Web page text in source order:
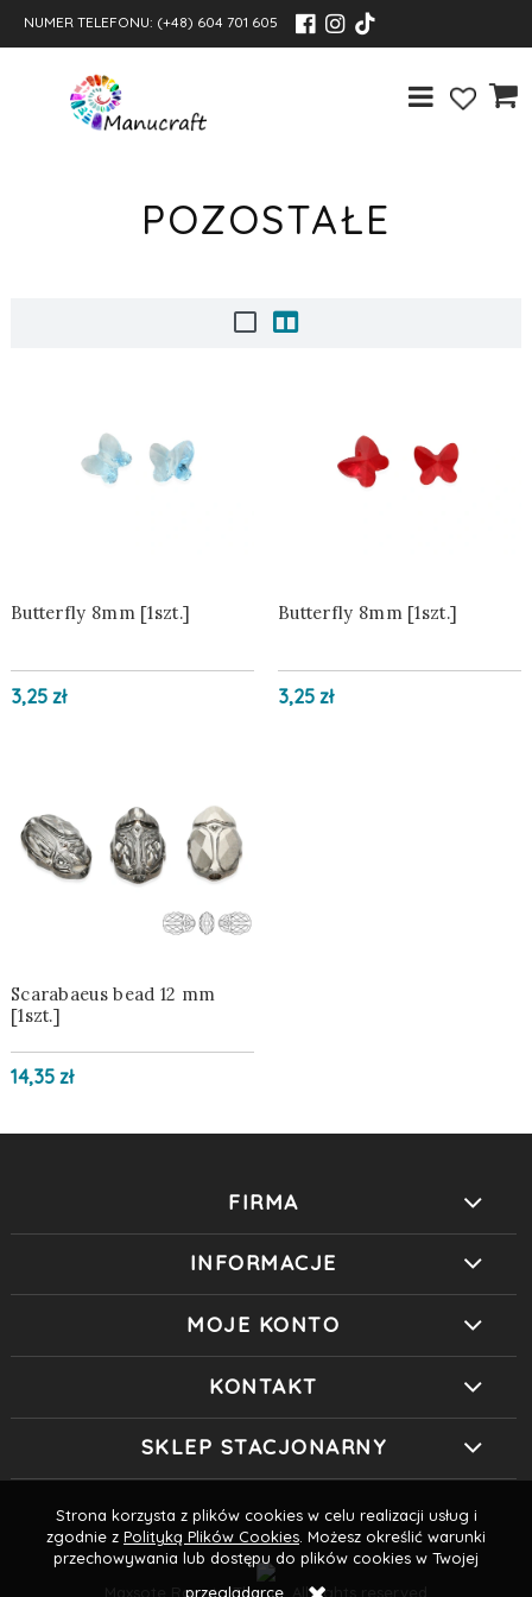
Strona korzysta z plików cookies w celu realizacji usług i
zgodnie z Polityką Plików Cookies. Możesz określić warunki
przechowywania lub dostępu do plików cookies w Twojej
przeglądarce.
NUMER TELEFONU: (+48) 604 701 605
POZOSTAŁE
Butterfly 8mm [1szt.]
3,25 zł
Butterfly 8mm [1szt.]
3,25 zł
Scarabaeus bead 12 mm
[1szt.]
14,35 zł
FIRMA
INFORMACJE
MOJE KONTO
KONTAKT
SKLEP STACJONARNY
Rocoto Theme. All rights reserved